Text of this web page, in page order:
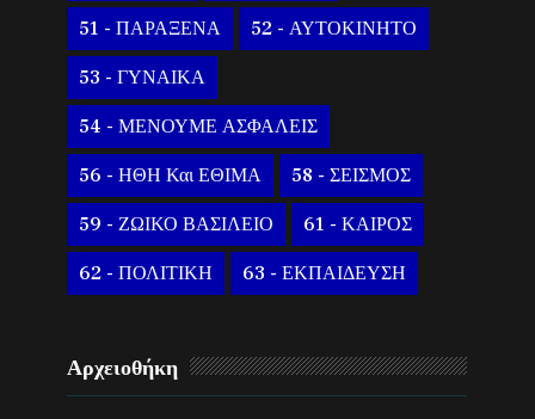
51 - ΠΑΡΑΞΕΝΑ 52 - ΑΥΤΟΚΙΝΗΤΟ
53 - ΓΥΝΑΙΚΑ
54 - ΜΕΝΟΥΜΕ ΑΣΦΑΛΕΙΣ
56 - ΗΘΗ Και ΕΘΙΜΑ 58 - ΣΕΙΣΜΟΣ
59 - ΖΩΙΚΟ ΒΑΣΙΛΕΙΟ 61 - ΚΑΙΡΟΣ
62 - ΠΟΛΙΤΙΚΗ 63 - ΕΚΠΑΙΔΕΥΣΗ
Αρχειοθήκη